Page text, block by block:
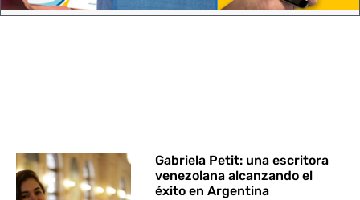
Gabriela Petit: una escritora
venezolana alcanzando el
éxito en Argentina